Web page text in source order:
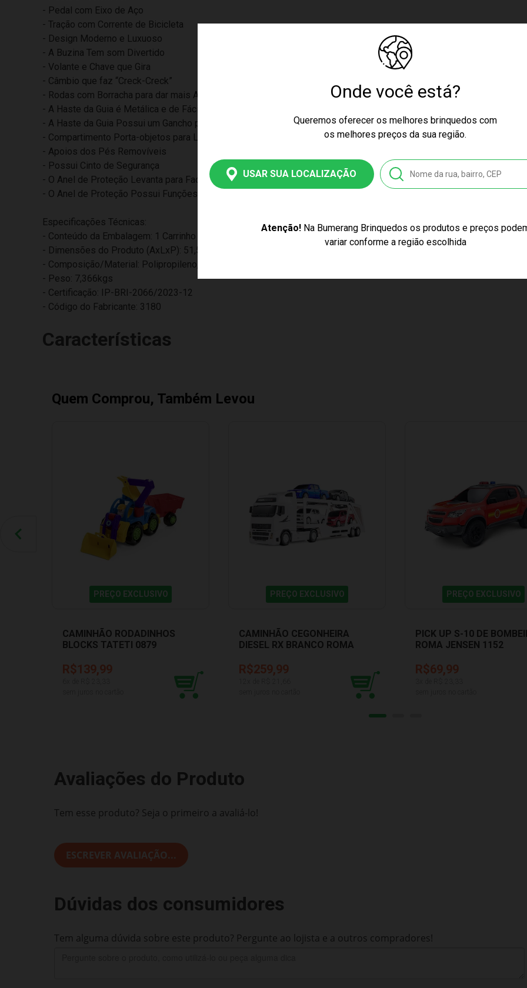
Onde você está?
Queremos oferecer os melhores brinquedos com
os melhores preços da sua região.
USAR SUA LOCALIZAÇÃO
Atenção!Na Bumerang Brinquedos os produtos e preços
variar conforme a região escolhida
- Pedal com Eixo de Aço
- Tração com Corrente de Bicicleta
- Design Moderno e Luxuoso
- A Buzina Tem som Divertido
- Volante e Chave que Gira
- Câmbio que faz “Creck-Creck”
- Rodas com Borracha para dar mais Aderência ao Chão e não Patinar
- A Haste da Guia é Metálica e de Fácil Remoção
- A Haste da Guia Possui um Gancho para Pendurar Bolsa ou Sacola até 1,5kg.
- Compartimento Porta-objetos para Levar o que quiser
- Apoios dos Pés Removíveis
- Possui Cinto de Segurança
- O Anel de Proteção Levanta para Facilitar o Acesso da Criança.
- O Anel de Proteção Possui Funções Didáticas
Especificações Técnicas:
- Conteúdo da Embalagem: 1 Carrinho de Passeio com Empurrador BM Car - Maral
- Dimensões do Produto (AxLxP): 51,5 x 52,0 x 99,0cm
- Composição/Material: Polipropileno, Aço, Borracha
- Peso: 7,366kgs
- Certificação: IP-BRI-2066/2023-12
- Código do Fabricante: 3180
Características
Quem Comprou, Também Levou
PREÇO EXCLUSIVO
CAMINHÃO RODADINHOS
BLOCKS TATETI 0879
R$139,99
PREÇO EXCLUSIVO
CAMINHÃO CEGONHEIRA
DIESEL RX BRANCO ROMA
R$259,99
PREÇO EXCLUSIVO
PICK UP S-10 DE
ROMA JENSEN 1152
R$69,99
Avaliações do Produto
Tem esse produto? Seja o primeiro a avaliá-lo!
ESCREVER AVALIAÇÃO...
Dúvidas dos consumidores
Tem alguma dúvida sobre este produto? Pergunte ao lojista e a outros compradores!